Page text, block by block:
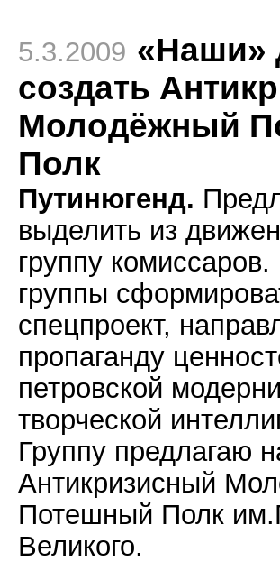
5.3.2009 «Наши»
создать
Молодёжный
Полк
Путинюгенд.
выделить из
группу комиссаров.
группы
спецпроект,
пропаганду
петровской
творческой
Группу предлагаю
Антикризисный
Потешный Полк
Великого.